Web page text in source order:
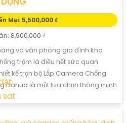
Mại: 5,500,000 ₫
8,900,000 ₫
và văn phòng gia đình kho
trộm là điều hết sức quan
kế trọn bộ Lắp Camera Chống
Dahua là một lựa chọn thông minh